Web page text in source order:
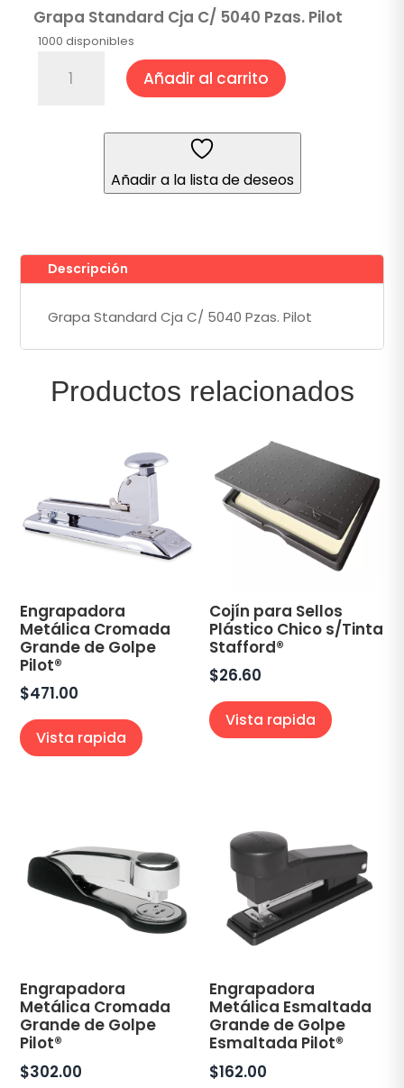
Grapa Standard Cja C/ 5040 Pzas. Pilot
1000 disponibles
Standard
Añadir al carrito
Añadir a la lista de deseos
Descripción
Grapa Standard Cja C/ 5040 Pzas. Pilot
Productos relacionados
Engrapadora
Metálica Cromada
Grande de Golpe
Pilot®
$471.00
Vista rapida
Cojín para Sellos
Plástico Chico s/Tinta
Stafford®
$26.60
Vista rapida
Engrapadora
Metálica Cromada
Grande de Golpe
Pilot®
$302.00
Engrapadora
Metálica Esmaltada
Grande de Golpe
Esmaltada Pilot®
$162.00